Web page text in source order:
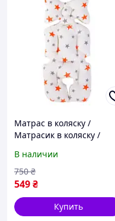
Матрас в коляску /
Матрасик в коляску /
Детский матрас в коляску
/ Матрасик для коляски
В наличии
549₴
750 ₴
Купить